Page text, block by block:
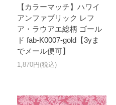
【カラーマッチ】ハワイ
アンファブリック レフ
ア・ラウアエ総柄 ゴール
ド fab-K0007-gold【3yま
でメール便可】
1,870円(税込)